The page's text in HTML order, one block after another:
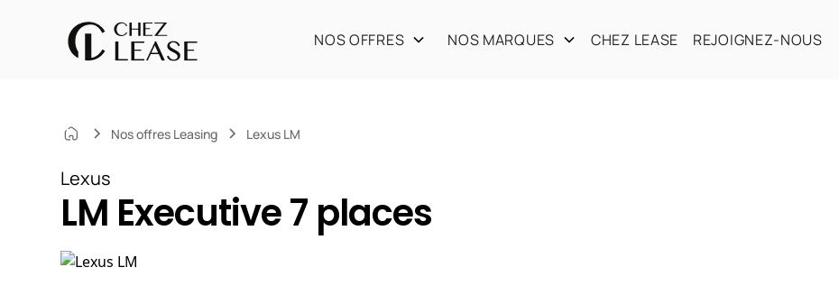
NOS OFFRES NOS MARQUES CHEZ LEASE REJOIGNEZ-NOUS
Nos offres Leasing Lexus LM
Lexus
LM Executive 7 places